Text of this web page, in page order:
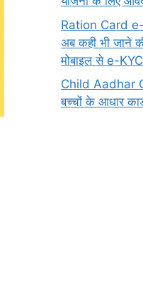
Ration Card
अब कही भी जाने
मोबाइल से e-KYC
Child Aadhar
बच्चों के आधार